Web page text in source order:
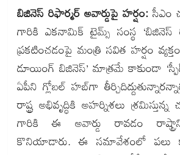
బిజినెస్ రిఫార్మర్ అవార్డుపై హర్షం:సీఎం
గారికి ఎకనామిక్ టైమ్స్ సంస్థ ‘బిజినెస్
ప్రకటించడంపై మంత్రి సవిత హర్షం
డూయింగ్ బిజినెస్’ మాత్రమే కాకుండా
ఏపీని గ్లోబల్ హబ్‌గా
రాష్ట్ర అభివృద్ధికి అహర్నిశలు
గారికి ఈ అవార్డు రావడం
కొనియాడారు. ఈ సమావేశంలో పలు